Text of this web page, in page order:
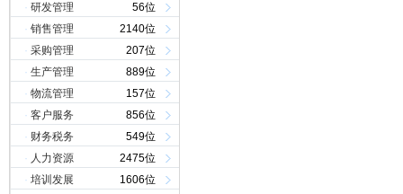
· 研发管理
56位
· 销售管理
2140位
· 采购管理
207位
· 生产管理
889位
· 物流管理
157位
· 客户服务
856位
· 财务税务
549位
· 人力资源
2475位
· 培训发展
1606位